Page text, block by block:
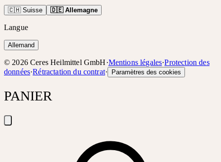
🇨🇭 Suisse 🇩🇪 Allemagne
Langue
Allemand
© 2026 Ceres Heilmittel GmbH·Mentions légales·Protection des
données·Rétractation du contrat· Paramètres des cookies
PANIER